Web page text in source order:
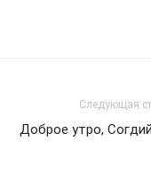
Следующая
Доброе утро,